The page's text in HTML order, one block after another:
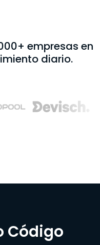
empresas en
diario.
Código